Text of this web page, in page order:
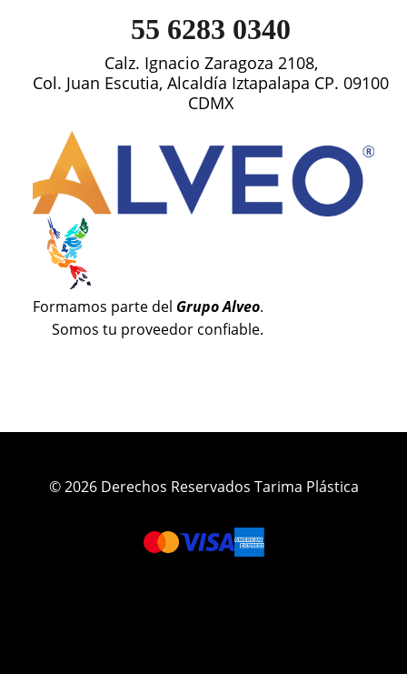
55 6283 0340
Calz. Ignacio Zaragoza 2108,
Col. Juan Escutia, Alcaldía Iztapalapa CP. 09100
CDMX
Formamos parte del Grupo Alveo.
Somos tu proveedor confiable.
© 2026 Derechos Reservados Tarima Plástica